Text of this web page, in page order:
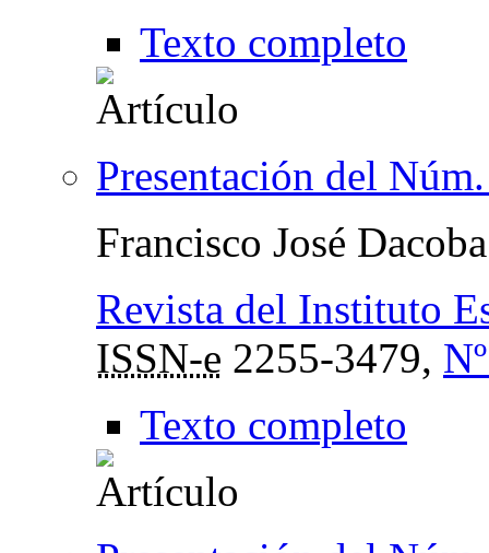
Texto completo
Presentación del
Francisco José
Revista del Instituto
ISSN-e 2255-3479,
Texto completo